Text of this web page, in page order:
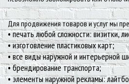
Для продвижения товаров и услуг мы
• печать любой сложности: визитки,
• изготовление пластиковых карт;
• все виды наружной и интерьерной
• брендирование транспорта;
• элементы наружной рекламы: